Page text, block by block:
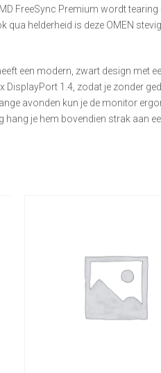
FreeSync Premium wordt
helderheid is deze OMEN
een modern, zwart design met
DisplayPort 1.4, zodat je zonder
avonden kun je de monitor
hang je hem bovendien strak aan